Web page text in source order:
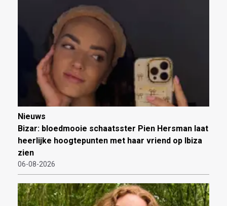
Nieuws
Bizar: bloedmooie schaatsster Pien Hersman laat
heerlijke hoogtepunten met haar vriend op Ibiza
zien
06-08-2026